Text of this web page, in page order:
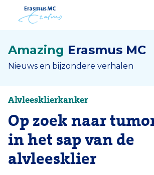
Amazing Erasmus MC
Nieuws en bijzondere verhalen
Alvleesklierkanker
Op zoek naar
in het sap van de
alvleesklier